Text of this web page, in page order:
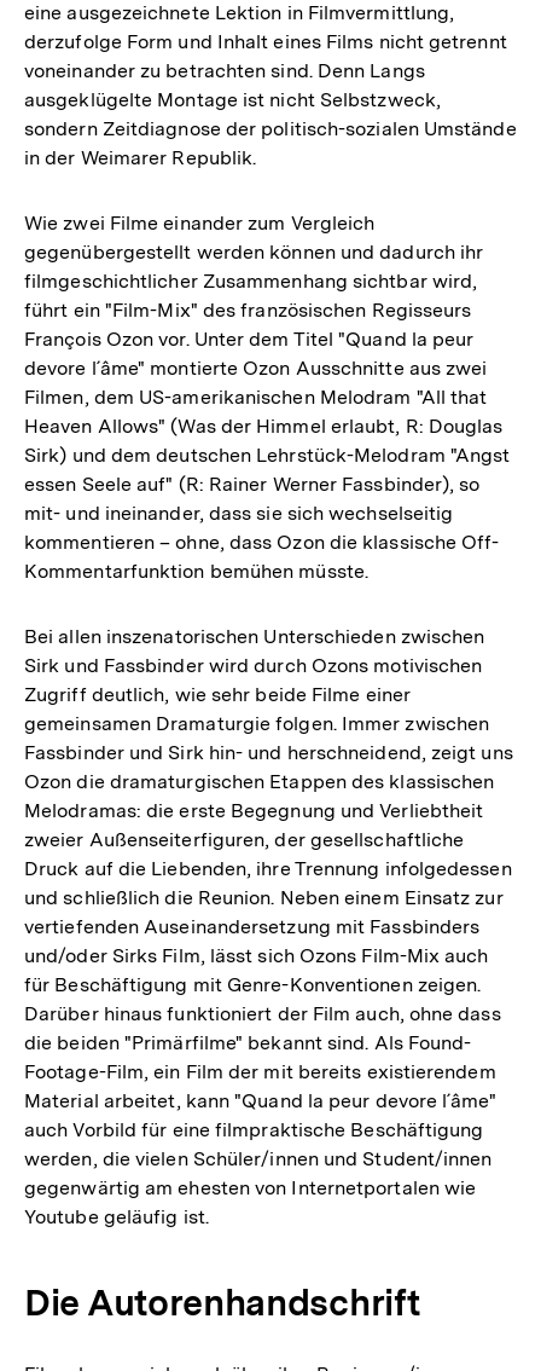
eine ausgezeichnete Lektion in Filmvermittlung,
derzufolge Form und Inhalt eines Films nicht getrennt
voneinander zu betrachten sind. Denn Langs
ausgeklügelte Montage ist nicht Selbstzweck,
sondern Zeitdiagnose der politisch-sozialen Umstände
in der Weimarer Republik.
Wie zwei Filme einander zum Vergleich
gegenübergestellt werden können und dadurch ihr
filmgeschichtlicher Zusammenhang sichtbar wird,
führt ein "Film-Mix" des französischen Regisseurs
François Ozon vor. Unter dem Titel "Quand la peur
devore l´âme" montierte Ozon Ausschnitte aus zwei
Filmen, dem US-amerikanischen Melodram "All that
Heaven Allows" (Was der Himmel erlaubt, R: Douglas
Sirk) und dem deutschen Lehrstück-Melodram "Angst
essen Seele auf" (R: Rainer Werner Fassbinder), so
mit- und ineinander, dass sie sich wechselseitig
kommentieren – ohne, dass Ozon die klassische Off-
Kommentarfunktion bemühen müsste.
Bei allen inszenatorischen Unterschieden zwischen
Sirk und Fassbinder wird durch Ozons motivischen
Zugriff deutlich, wie sehr beide Filme einer
gemeinsamen Dramaturgie folgen. Immer zwischen
Fassbinder und Sirk hin- und herschneidend, zeigt uns
Ozon die dramaturgischen Etappen des klassischen
Melodramas: die erste Begegnung und Verliebtheit
zweier Außenseiterfiguren, der gesellschaftliche
Druck auf die Liebenden, ihre Trennung infolgedessen
und schließlich die Reunion. Neben einem Einsatz zur
vertiefenden Auseinandersetzung mit Fassbinders
und/oder Sirks Film, lässt sich Ozons Film-Mix auch
für Beschäftigung mit Genre-Konventionen zeigen.
Darüber hinaus funktioniert der Film auch, ohne dass
die beiden "Primärfilme" bekannt sind. Als Found-
Footage-Film, ein Film der mit bereits existierendem
Material arbeitet, kann "Quand la peur devore l´âme"
auch Vorbild für eine filmpraktische Beschäftigung
werden, die vielen Schüler/innen und Student/innen
gegenwärtig am ehesten von Internetportalen wie
Youtube geläufig ist.
Die Autorenhandschrift